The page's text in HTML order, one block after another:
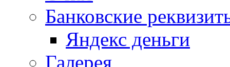
Банковские
Яндекс деньги
Галерея